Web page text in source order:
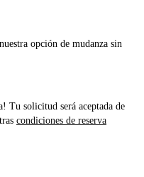
opción de mudanza sin
Tu solicitud será aceptada de
condiciones de reserva